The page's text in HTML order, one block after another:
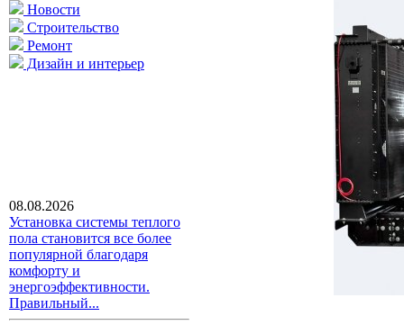
Новости
Строительство
Ремонт
Дизайн и интерьер
08.08.2026
Установка системы теплого
пола становится все более
популярной благодаря
комфорту и
энергоэффективности.
Правильный...